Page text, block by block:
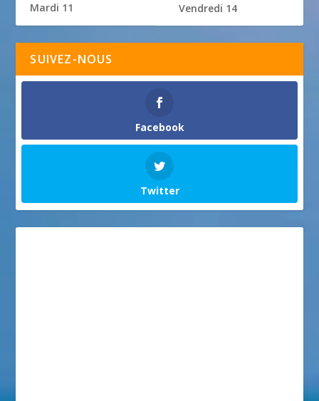
Mardi 11 Vendredi 14
SUIVEZ-NOUS
Facebook
Twitter